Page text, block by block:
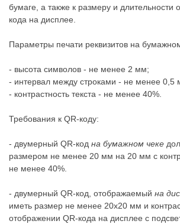
бумаге, а также к размеру и длительности
кода на дисплее.
Параметры печати реквизитов на
- высота символов - не менее 2 мм;
- интервал между строками - не менее 0,5
- контрастность текста - не менее 40%.
Требования к QR-коду:
- двумерный QR-код на бумажном чеке
размером не менее 20 мм на 20 мм с
не менее 40%.
- двумерный QR-код, отображаемый на
иметь размер не менее 20x20 мм и
отображении QR-кода на дисплее с